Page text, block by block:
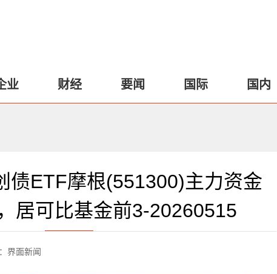
业 财经 要闻 国际 国内
债ETF摩根(551300)主力资金
居可比基金前3-20260515
界面新闻